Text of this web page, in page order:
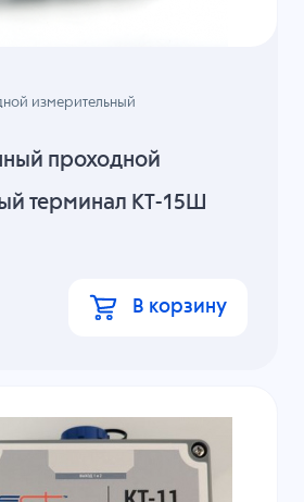
проходной
терминал КТ-15Ш
измерительный
В корзину